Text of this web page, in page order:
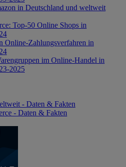
in Deutschland und weltweit
Top-50 Online Shops in
Online-Zahlungsverfahren in
im Online-Handel in
2025
- Daten & Fakten
- Daten & Fakten